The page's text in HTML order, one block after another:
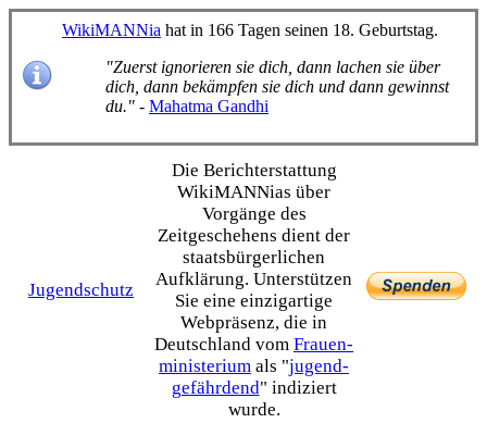
WikiMANNia hat in 166 Tagen seinen 18. Geburtstag.
"Zuerst ignorieren sie dich, dann lachen sie über
dich, dann bekämpfen sie dich und dann gewinnst
du." - Mahatma Gandhi
Jugendschutz
Die Bericht­erstattung
WikiMANNias über
Vorgänge des
Zeitgeschehens dient der
staats­bürgerlichen
Aufklärung. Unterstützen
Sie eine einzig­artige
Webpräsenz, die in
Deutschland vom Frauen­
ministerium als "jugend­
gefährdend" indiziert
wurde.